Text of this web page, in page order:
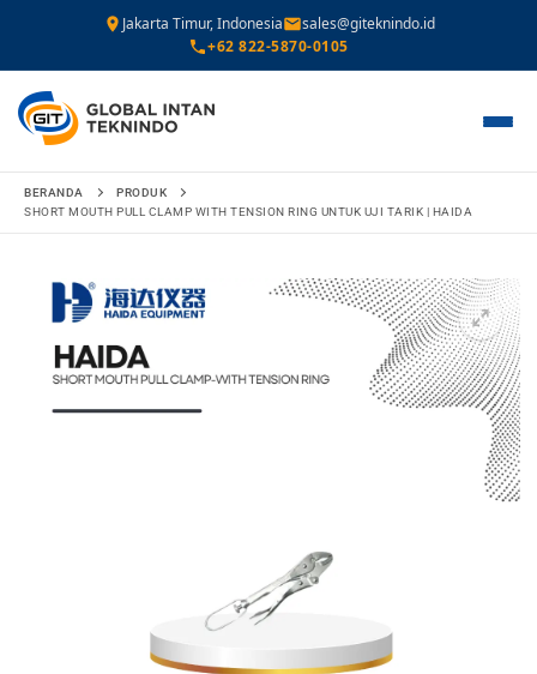
Jakarta Timur, Indonesia
sales@giteknindo.id
+62 822-5870-0105
Lompat
BERANDA
PRODUK
SHORT MOUTH PULL CLAMP WITH TENSION RING UNTUK UJI TARIK | HAIDA
🔍